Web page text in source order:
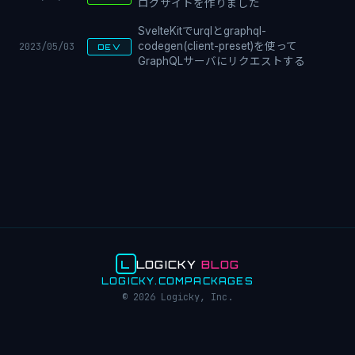
ログサイトを作りました
2023/05/03 DEV
SvelteKitでurqlとgraphql-
codegen(client-preset)を使って
GraphQLサーバにリクエストする
L LOGICKYBLOG
LOGICKY.COM PACKAGES
© 2026 Logicky, Inc.